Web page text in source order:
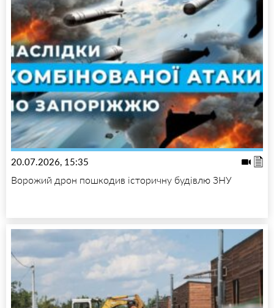
20.07.2026, 15:35
Ворожий дрон пошкодив історичну будівлю ЗНУ